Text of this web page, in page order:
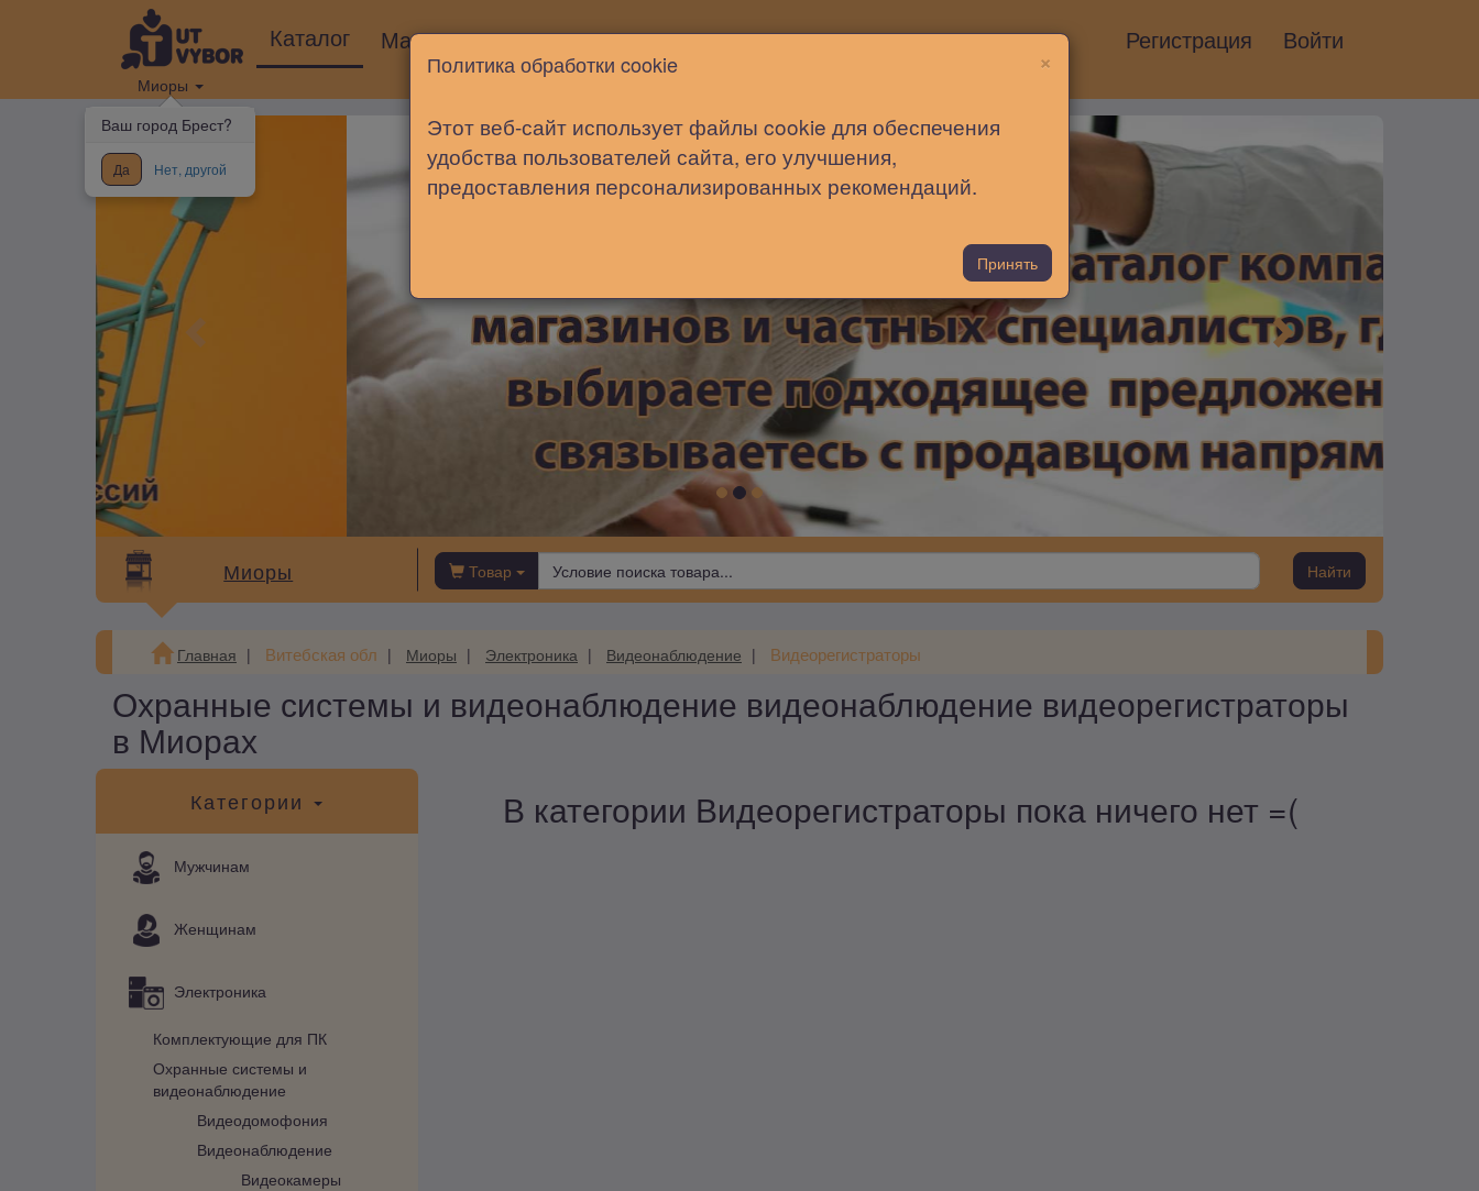
Миоры
Ваш город Брест?
Да Нет, другой
Каталог Магазины Новости Статьи Помощь Регистрация Войти
Миоры Товар Найти
Главная Витебская обл Миоры Электроника Видеонаблюдение Видеорегистраторы
Охранные системы и видеонаблюдение видеонаблюдение видеорегистраторы
в Миорах
Категории
Мужчинам
Женщинам
Электроника
Комплектующие для ПК
Охранные системы и
видеонаблюдение
Видеодомофония
Видеонаблюдение
Видеокамеры
В категории Видеорегистраторы пока ничего нет =(
×
Политика обработки cookie
Этот веб-сайт использует файлы cookie для обеспечения
удобства пользователей сайта, его улучшения,
предоставления персонализированных рекомендаций.
Принять